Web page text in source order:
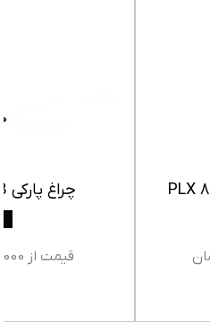
چراغ پارکی PLX 8001-B
قیمت از 9,100,000 تومان